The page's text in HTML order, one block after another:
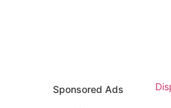
Sponsored Ads